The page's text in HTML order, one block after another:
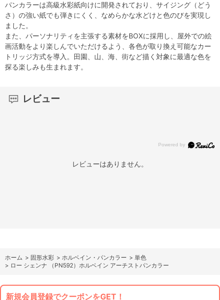
パンカラーは高級水彩紙向けに開発されており、サイジング（どう
さ）の強い紙でも弾きにくく、なめらかな水どけと色のびを実現し
ました。
また、パーソナリティを主張する素材をBOXに採用し、屋外での絵
画活動をより楽しんでいただけるよう、各色が取り換え可能なカー
トリッジ方式を導入。田園、山、海、街など描く対象に最適な色を
探る楽しみも生まれます。
レビュー
レビューはありません。
ホーム > 固形水彩 > ホルベイン・パンカラー > 単色
> ロー シェンナ （PN592）ホルベイン アーチストパンカラー
新規会員登録でクーポンをGET！